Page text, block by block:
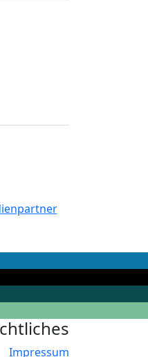
Impressum